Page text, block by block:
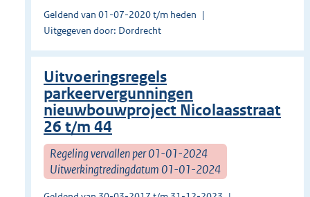
Geldend van 01-07-2020 t/m heden
Uitgegeven door: Dordrecht
Uitvoeringsregels
parkeervergunningen
nieuwbouwproject Nicolaasstraat
26 t/m 44
Regeling vervallen per 01-01-2024
Uitwerkingtredingdatum 01-01-2024